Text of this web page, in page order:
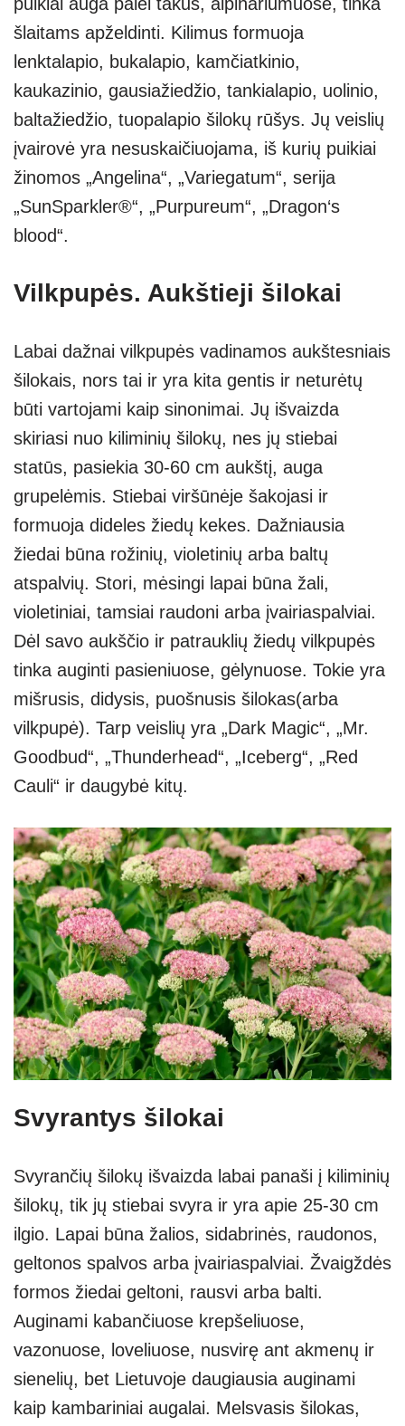
šlaitams apželdinti. Kilimus formuoja
lenktalapio, bukalapio, kamčiatkinio,
kaukazinio, gausiažiedžio, tankialapio, uolinio,
baltažiedžio, tuopalapio šilokų rūšys. Jų veislių
įvairovė yra nesuskaičiuojama, iš kurių puikiai
žinomos „Angelina“, „Variegatum“, serija
„SunSparkler®“, „Purpureum“, „Dragon‘s
blood“.
Vilkpupės. Aukštieji šilokai
Labai dažnai vilkpupės vadinamos aukštesniais
šilokais, nors tai ir yra kita gentis ir neturėtų
būti vartojami kaip sinonimai. Jų išvaizda
skiriasi nuo kiliminių šilokų, nes jų stiebai
statūs, pasiekia 30-60 cm aukštį, auga
grupelėmis. Stiebai viršūnėje šakojasi ir
formuoja dideles žiedų kekes. Dažniausia
žiedai būna rožinių, violetinių arba baltų
atspalvių. Stori, mėsingi lapai būna žali,
violetiniai, tamsiai raudoni arba įvairiaspalviai.
Dėl savo aukščio ir patrauklių žiedų vilkpupės
tinka auginti pasieniuose, gėlynuose. Tokie yra
mišrusis, didysis, puošnusis šilokas(arba
vilkpupė). Tarp veislių yra „Dark Magic“, „Mr.
Goodbud“, „Thunderhead“, „Iceberg“, „Red
Cauli“ ir daugybė kitų.
Svyrantys šilokai
Svyrančių šilokų išvaizda labai panaši į kiliminių
šilokų, tik jų stiebai svyra ir yra apie 25-30 cm
ilgio. Lapai būna žalios, sidabrinės, raudonos,
geltonos spalvos arba įvairiaspalviai. Žvaigždės
formos žiedai geltoni, rausvi arba balti.
Auginami kabančiuose krepšeliuose,
vazonuose, loveliuose, nusvirę ant akmenų ir
sienelių, bet Lietuvoje daugiausia auginami
kaip kambariniai augalai. Melsvasis šilokas,